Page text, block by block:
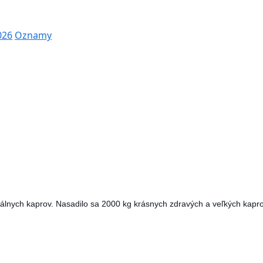
Oznamy
kaprov. Nasadilo sa 2000 kg krásnych zdravých a veľkých